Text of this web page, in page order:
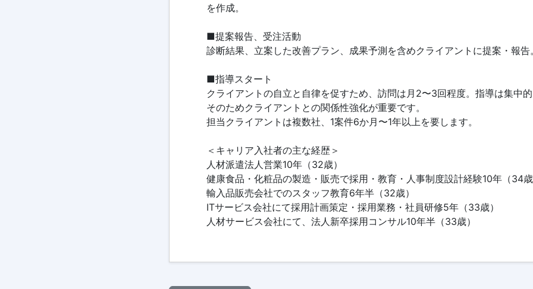
を作成。
■提案報告、受注活動
診断結果、立案した改善プラン、成果予測を含めクライアントに提案・報告
■指導スタート
クライアントの自立と自律を促すため、訪問は月2〜3回程度。指導は集中
そのためクライアントとの関係性強化が重要です。
担当クライアントは複数社、1案件6か月〜1年以上を要します。
＜キャリア入社者の主な経歴＞
人材派遣法人営業10年（32歳）
健康食品・化粧品の製造・販売で採用・教育・人事制度設計経験10年（34
輸入品販売会社でのスタッフ教育6年半（32歳）
ITサービス会社にて採用計画策定・採用業務・社員研修5年（33歳）
人材サービス会社にて、法人新卒採用コンサル10年半（33歳）